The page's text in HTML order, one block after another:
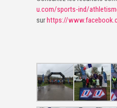
u.com/sports-ind/
surhttps://